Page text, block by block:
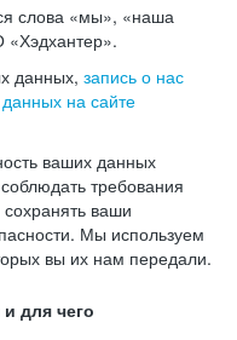
слова «мы», «наша
данных, запись о нас
на сайте
ваших данных
требования
ваши
Мы используем
вы их нам передали.
для чего